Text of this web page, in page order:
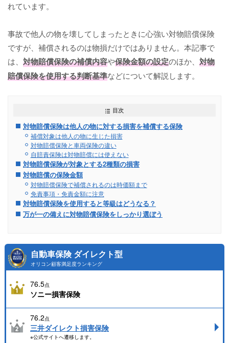
れています。
事故で他人の物を壊してしまったときに心強い対物賠償保険
ですが、補償されるのは物損だけではありません。本記事で
は、 対物賠償保険の補償内容や保険金額の設定のほか、 対物
賠償保険を使用する判断基準などについて解説します。
目次
対物賠償保険は他人の物に対する損害を補償する保険
補償対象は他人の物に生じた損害
対物賠償保険と車両保険の違い
自賠責保険は対物賠償には使えない
対物賠償保険が対象とする2種類の損害
対物賠償の保険金額
対物賠償保険で補償されるのは時価額まで
免責事項・免責金額に注意
対物賠償保険を使用すると等級はどうなる？
万が一の備えに対物賠償保険をしっかり選ぼう
自動車保険 ダイレクト型
オリコン顧客満足度ランキング
76.5点
ソニー損害保険
76.2点
三井ダイレクト損害保険
※公式サイトへ遷移します。